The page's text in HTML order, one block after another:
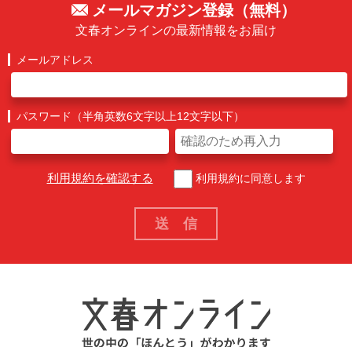
メールマガジン登録（無料）
文春オンラインの最新情報をお届け
メールアドレス
パスワード（半角英数6文字以上12文字以下）
利用規約を確認する 利用規約に同意します